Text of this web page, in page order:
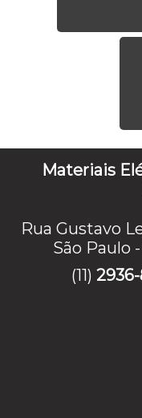
Materiais
Rua Gustavo
São Paulo
(11)